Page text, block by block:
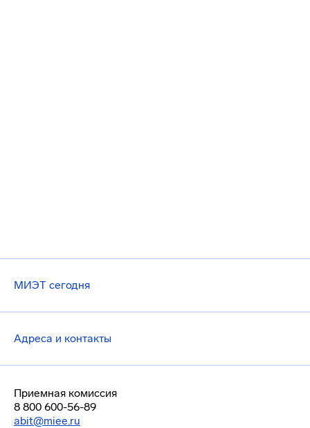
МИЭТ сегодня
Адреса и контакты
Приемная комиссия
8 800 600-56-89
abit@miee.ru